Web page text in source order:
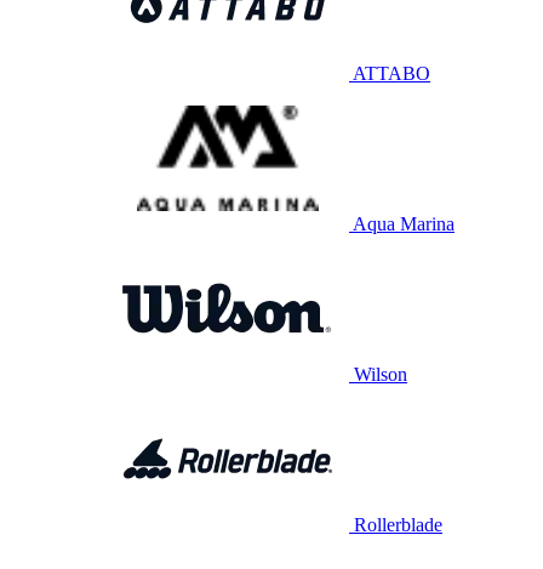
ATTABO
Aqua Marina
Wilson
Rollerblade